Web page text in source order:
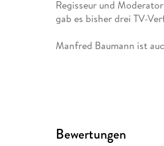
Regisseur und
gab es bisher drei TV-
Manfred Baumann ist
Bewertungen